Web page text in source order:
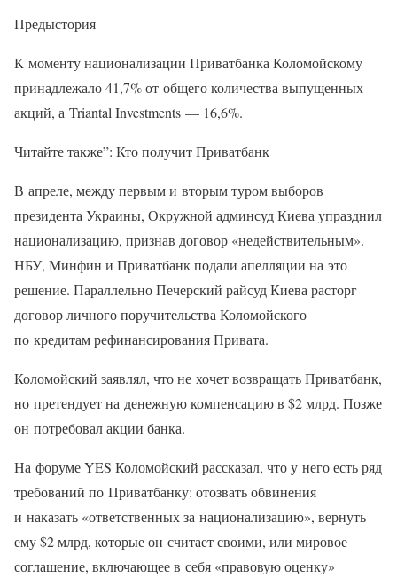
Предыстория
К моменту национализации Приватбанка Коломойскому
принадлежало 41,7% от общего количества выпущенных
акций, а Triantal Investments — 16,6%.
Читайте также”: Кто получит Приватбанк
В апреле, между первым и вторым туром выборов
президента Украины, Окружной админсуд Киева упразднил
национализацию, признав договор «недействительным».
НБУ, Минфин и Приватбанк подали апелляции на это
решение. Параллельно Печерский райсуд Киева расторг
договор личного поручительства Коломойского
по кредитам рефинансирования Привата.
Коломойский заявлял, что не хочет возвращать Приватбанк,
но претендует на денежную компенсацию в $2 млрд. Позже
он потребовал акции банка.
На форуме YES Коломойский рассказал, что у него есть ряд
требований по Приватбанку: отозвать обвинения
и наказать «ответственных за национализацию», вернуть
ему $2 млрд, которые он считает своими, или мировое
соглашение, включающее в себя «правовую оценку»